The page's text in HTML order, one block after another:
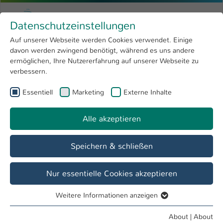
Menu
Research 4
Open submenu
University
International
Skip to main content
University of Applied Sciences
You are here:
Menschen und Projekte
Datenschutzeinstellungen
Auf unserer Webseite werden Cookies verwendet. Einige
davon werden zwingend benötigt, während es uns andere
ermöglichen, Ihre Nutzererfahrung auf unserer Webseite zu
verbessern.
Essentiell Marketing Externe Inhalte
Alle akzeptieren
Speichern & schließen
Nur essentielle Cookies akzeptieren
Essentielle Cookies werden für grundlegende Funktionen
Weitere Informationen anzeigen
About | About